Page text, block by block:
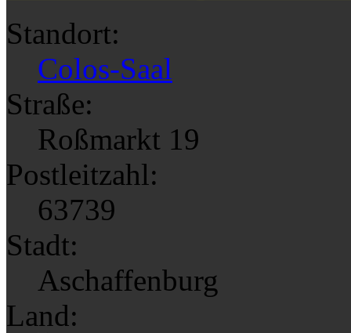
Standort:
Colos-Saal
Straße:
Roßmarkt 19
Postleitzahl:
63739
Stadt:
Aschaffenburg
Land: